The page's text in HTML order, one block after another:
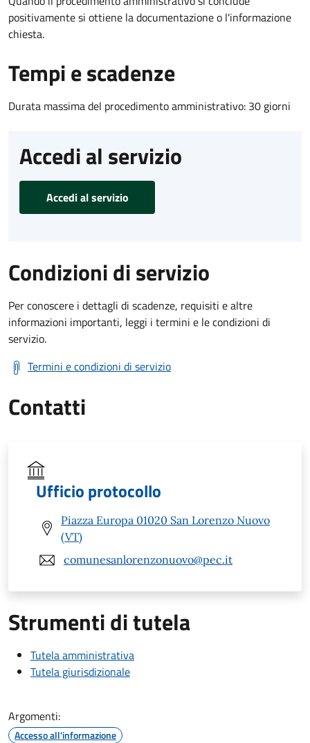
positivamente si ottiene la documentazione o l'informazione
chiesta.
Tempi e scadenze
Durata massima del procedimento amministrativo: 30 giorni
Accedi al servizio
Accedi al servizio
Condizioni di servizio
Per conoscere i dettagli di scadenze, requisiti e altre
informazioni importanti, leggi i termini e le condizioni di
servizio.
Termini e condizioni di servizio
Contatti
Ufficio protocollo
Piazza Europa 01020 San Lorenzo Nuovo
(VT)
comunesanlorenzonuovo@pec.it
Strumenti di tutela
Tutela amministrativa
Tutela giurisdizionale
Argomenti:
Accesso all'informazione